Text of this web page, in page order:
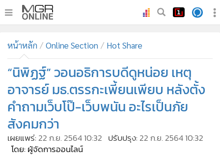
ทันเหตุการณ์
• ภาคใต้
ภูมิภาค
Online Section
• บันเทิง
• ผู้จัดการรายวัน
• คอลัมนิสต์
หน้าหลัก Online Section Hot Share
“นิพิฏฐ์” วอนอธิการบดีดูหน่อย เหตุ
อาจารย์ มธ.ตรรกะเพี้ยนเพียบ หลังตั้ง
คำถามเว็บโป๊-เว็บพนัน อะไรเป็นภัย
สังคมกว่า
เผยแพร่: 22 ก.ย. 2564 10:32 ปรับปรุง: 22 ก.ย. 2564 10:32
โดย: ผู้จัดการออนไลน์